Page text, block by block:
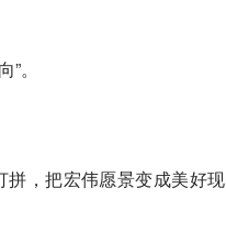
。
拼，把宏伟愿景变成美好现